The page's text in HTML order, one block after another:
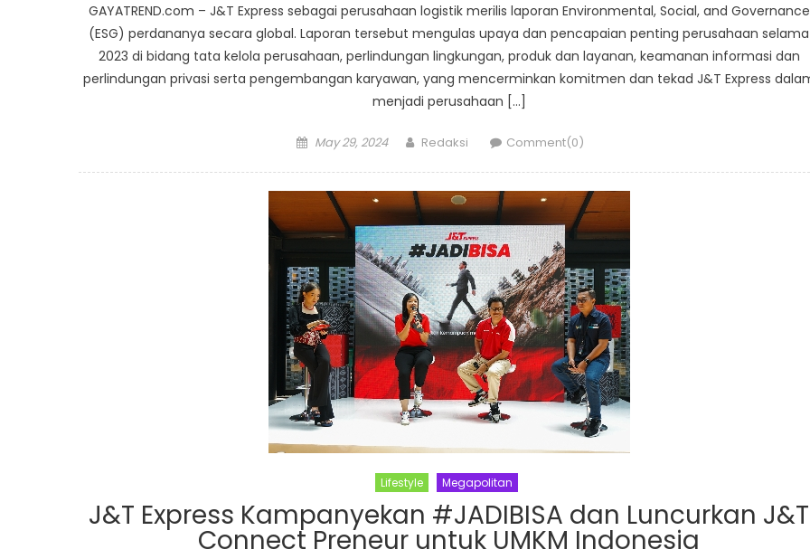
GAYATREND.com – J&T Express sebagai perusahaan logistik merilis laporan Environmental, Social, and Governance
(ESG) perdananya secara global. Laporan tersebut mengulas upaya dan pencapaian penting perusahaan selama
2023 di bidang tata kelola perusahaan, perlindungan lingkungan, produk dan layanan, keamanan informasi dan
perlindungan privasi serta pengembangan karyawan, yang mencerminkan komitmen dan tekad J&T Express
menjadi perusahaan […]
Posted
May 29, 2024 Author
Redaksi Comment(0)
Lifestyle Megapolitan
J&T Express Kampanyekan #JADIBISA dan Luncurkan J&T
Connect Preneur untuk UMKM Indonesia